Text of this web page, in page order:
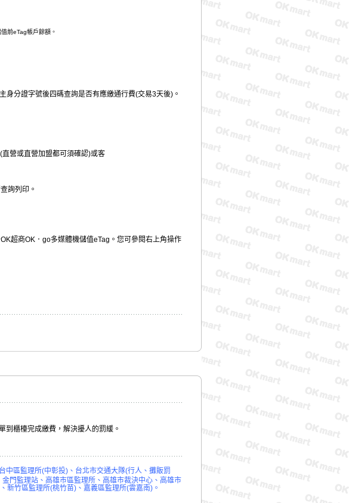
前eTag帳戶餘額。
分證字號後四碼查詢是否有應繳通行費(交易3天後)。
營或直營加盟都可須確認)或客
詢列印。
超商OK．go多媒體機儲值eTag。您可參閱右上角操作
到櫃檯完成繳費，解決擾人的罰緩。
中區監理所(中彰投) 、台北市交通大隊(行人、攤販罰
金門監理站、高雄市區監理所、高雄市裁決中心、高雄市
新竹區監理所(桃竹苗) 、嘉義區監理所(雲嘉南) 。